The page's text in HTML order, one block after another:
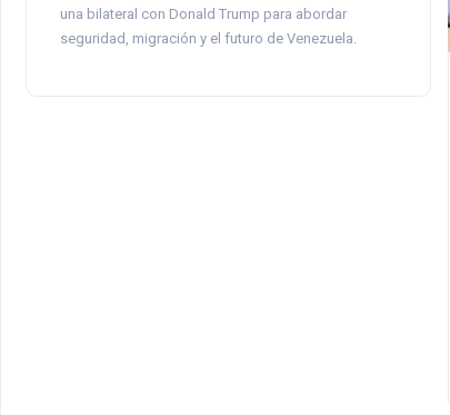
una bilateral con Donald Trump para abordar
seguridad, migración y el futuro de Venezuela.